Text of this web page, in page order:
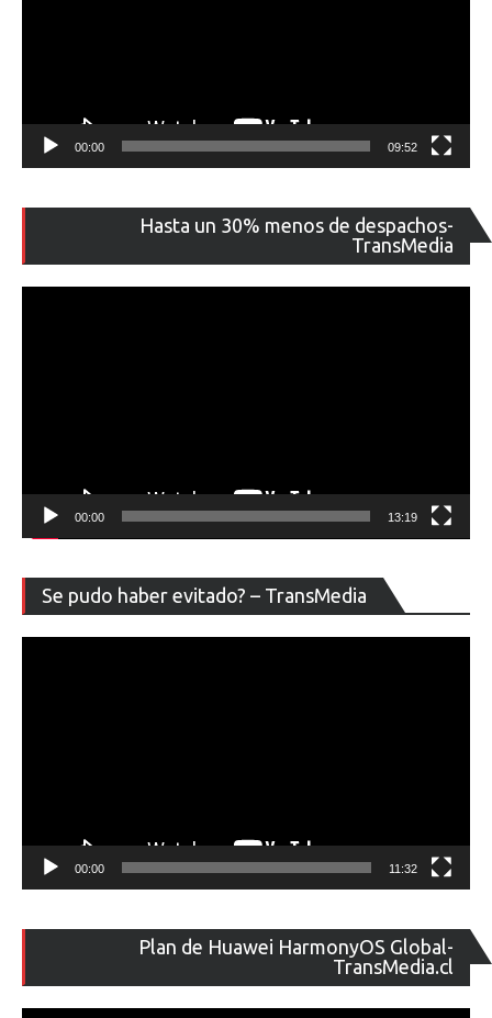
00:00 09:52
Hasta un 30% menos de despachos-
TransMedia
de
00:00 13:19
Se pudo haber evitado? – TransMedia
de
00:00 11:32
Plan de Huawei HarmonyOS Global-
TransMedia.cl
de